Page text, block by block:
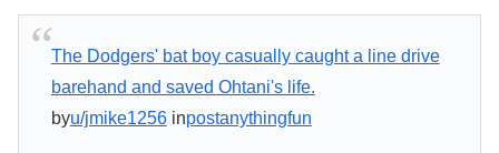
The Dodgers' bat boy casually caught a line drive
barehand and saved Ohtani's life.
byu/jmike1256inpostanythingfun